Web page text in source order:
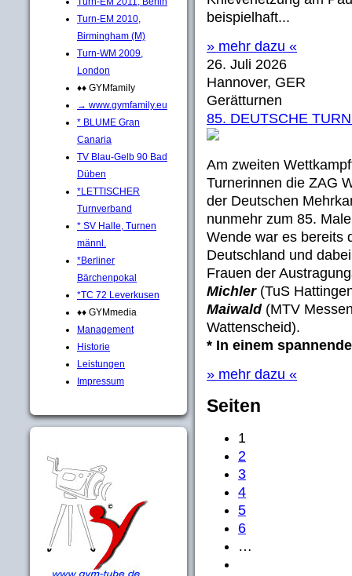
Turn-EM 2010,
Birmingham (M)
Turn-WM 2009,
London
♦♦ GYMfamily
→ www.gymfamily.eu
* BLUME Gran
Canaria
TV Blau-Gelb 90 Bad
Düben
*LETTISCHER
Turnverband
* SV Halle, Turnen
männl.
*Berliner
Bärchenpokal
*TC 72 Leverkusen
♦♦ GYMmedia
Management
Historie
Leistungen
Impressum
beispielhaft...
» mehr dazu «
26. Juli 2026
Hannover, GER
Gerätturnen
85. DEUTSCHE
Am zweiten
Turnerinnen die ZAG
der Deutschen
nunmehr zum 85.
Wende war es bereits
Deutschland und
Frauen der
Michler(TuS
Maiwald(MTV
Wattenscheid).
* In einem
» mehr dazu «
Seiten
1
2
3
4
5
6
…